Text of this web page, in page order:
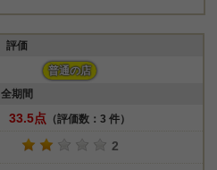
評価
普通の店
全期間
33.5点 （評価数：3 件）
2